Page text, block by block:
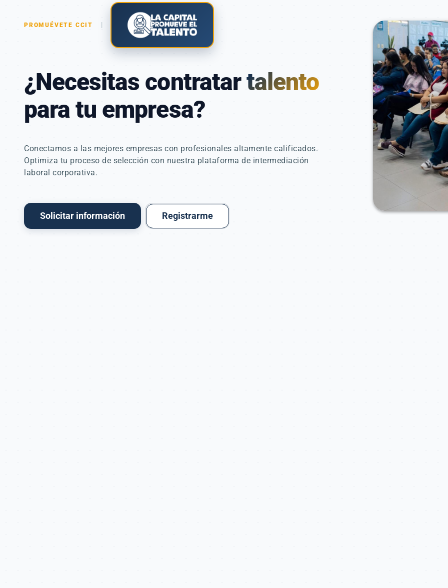
PROMUÉVETE CCIT |
¿Necesitas contratartalento
para tu empresa?
Conectamos a las mejores empresas con profesionales altamente calificados.
Optimiza tu proceso de selección con nuestra plataforma de intermediación
laboral corporativa.
Solicitar información Registrarme
chevron_left